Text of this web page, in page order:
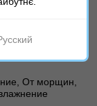
От морщин,